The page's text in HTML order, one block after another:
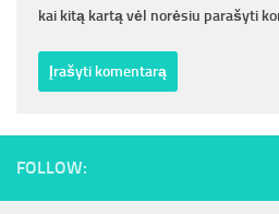
kai kitą kartą vėl norėsiu parašyti
FOLLOW: